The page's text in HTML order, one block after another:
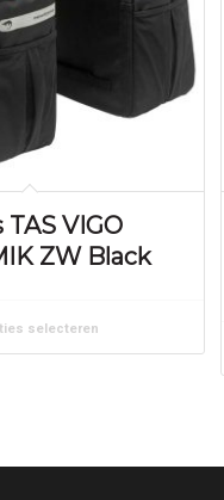
VIGO
ZW Black
selecteren